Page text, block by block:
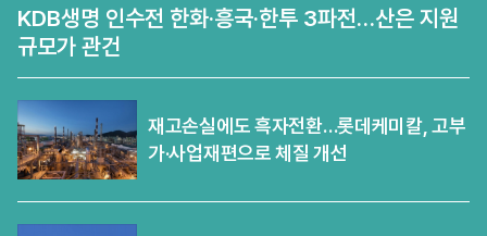
KDB생명 인수전 한화·흥국·한투 3파전…산은 지원
규모가 관건
재고손실에도 흑자전환…롯데케미칼, 고부
가·사업재편으로 체질 개선